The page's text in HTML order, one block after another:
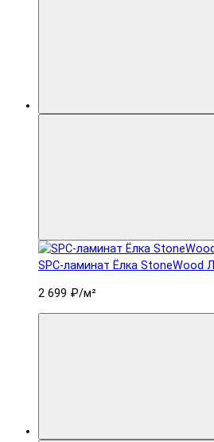
SPC-ламинат Ëлка StoneWood
2 699 ₽/м²